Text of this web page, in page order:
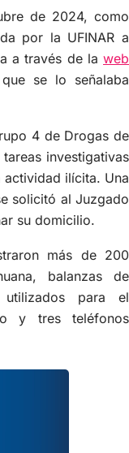
de 2024, como
por la UFINAR a
a través de la web
se lo señalaba
4 de Drogas de
investigativas
actividad ilícita. Una
solicitó al Juzgado
su domicilio.
más de 200
balanzas de
para el
y tres teléfonos